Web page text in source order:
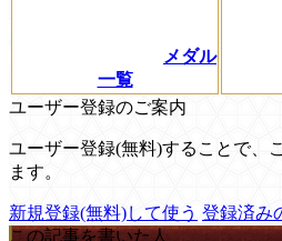
メダル
一覧
ユーザー登録のご案内
ユーザー登録(無料)することで、
ます。
新規登録(無料)して使う 登録済み
この記事を書いた人